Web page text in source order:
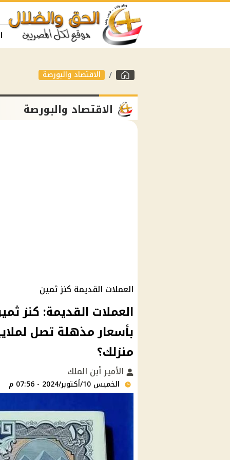
الاقتصاد والبورصة
الاقتصاد والبورصة
العملات القديمة كنز ثمين
العملات القديمة: كنز
بأسعار مذهلة تصل
منزلك؟
الأمير أبن الملك
الخميس 10/أكتوبر/2024 - 07:56 م